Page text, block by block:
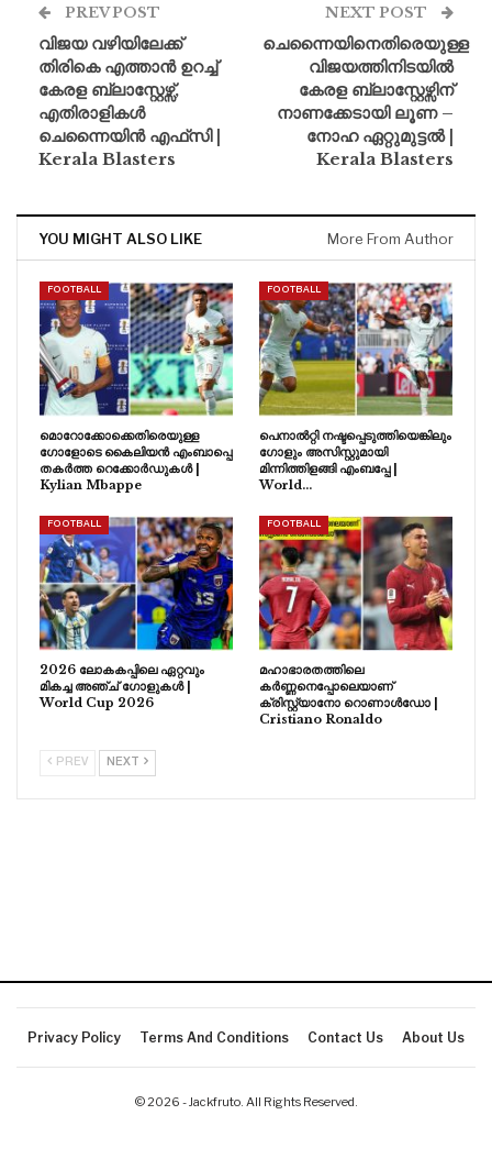
PREV POST
വിജയ വഴിയിലേക്ക്
തിരികെ എത്താൻ ഉറച്ച്
കേരള ബ്ലാസ്റ്റേഴ്സ്,
എതിരാളികൾ
ചെന്നൈയിൻ എഫ്‌സി |
Kerala Blasters
NEXT POST
ചെന്നൈയിനെതിരെയുള്ള
വിജയത്തിനിടയിൽ
കേരള ബ്ലാസ്റ്റേഴ്സിന്
നാണക്കേടായി ലൂണ –
നോഹ ഏറ്റുമുട്ടൽ |
Kerala Blasters
YOU MIGHT ALSO LIKE More From Author
FOOTBALL
മൊറോക്കോക്കെതിരെയുള്ള
ഗോളോടെ കൈലിയൻ എംബാപ്പെ
തകർത്ത റെക്കോർഡുകൾ |
Kylian Mbappe
FOOTBALL
പെനാൽറ്റി നഷ്ടപ്പെടുത്തിയെങ്കിലും
ഗോളും അസിസ്റ്റുമായി
മിന്നിത്തിളങ്ങി എംബപ്പേ |
World…
FOOTBALL
2026 ലോകകപ്പിലെ ഏറ്റവും
മികച്ച അഞ്ച് ഗോളുകൾ |
World Cup 2026
FOOTBALL
മഹാഭാരതത്തിലെ
കർണ്ണനെപ്പോലെയാണ്
ക്രിസ്റ്റ്യാനോ റൊണാൾഡോ |
Cristiano Ronaldo
PREV NEXT
Privacy Policy Terms And Conditions Contact Us About Us
© 2026 - Jackfruto. All Rights Reserved.